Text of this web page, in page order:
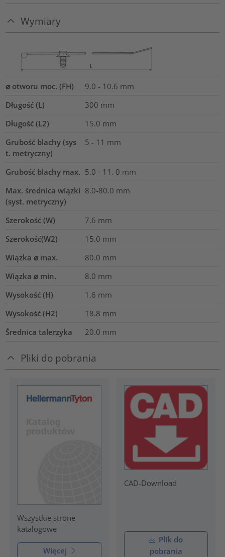
Wymiary
⌀ otworu moc. (FH)
9.0 - 10.6 mm
Długość (L)
300 mm
Długość (L2)
15.0 mm
Grubość blachy (sys
t. metryczny)
5 - 11 mm
Grubość blachy max. 5.0 - 11. 0 mm
Max. średnica wiązki
(syst. metryczny)
8.0-80.0 mm
Szerokość (W) 7.6 mm
Szerokość(W2)
15.0 mm
Wiązka ⌀ max.
80.0 mm
Wiązka ⌀ min.
8.0 mm
Wysokość (H)
1.6 mm
Wysokość (H2)
18.8 mm
Średnica talerzyka
20.0 mm
Pliki do pobrania
Wszystkie strone
katalogowe
Więcej
CAD-Download
Plik do
pobrania